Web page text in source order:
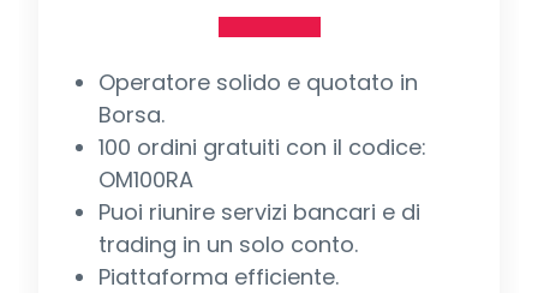
Operatore solido e quotato in
Borsa.
100 ordini gratuiti con il codice:
OM100RA
Puoi riunire servizi bancari e di
trading in un solo conto.
Piattaforma efficiente.